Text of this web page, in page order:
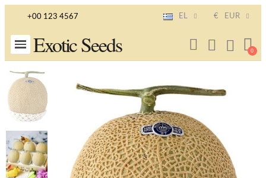
+00 123 4567 EL € EUR
Exotic Seeds